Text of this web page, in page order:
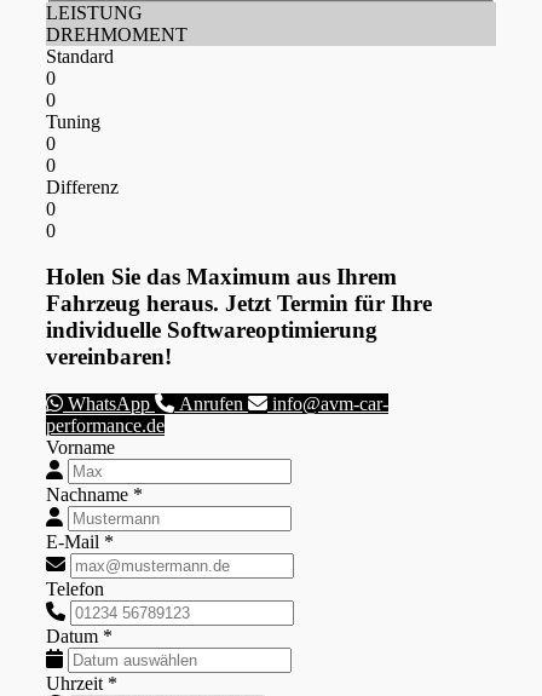
LEISTUNG
DREHMOMENT
Standard
0
0
Tuning
0
0
Differenz
0
0
Holen Sie das Maximum aus Ihrem
Fahrzeug heraus. Jetzt Termin für Ihre
individuelle Softwareoptimierung
vereinbaren!
WhatsApp Anrufen
info@avm-car-
performance.de
Vorname
Nachname *
E-Mail *
Telefon
Datum *
Uhrzeit *